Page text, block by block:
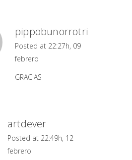
pippobunorrotri
Posted at 22:27h, 09
febrero
GRACIAS
artdever
Posted at 22:49h, 12
febrero